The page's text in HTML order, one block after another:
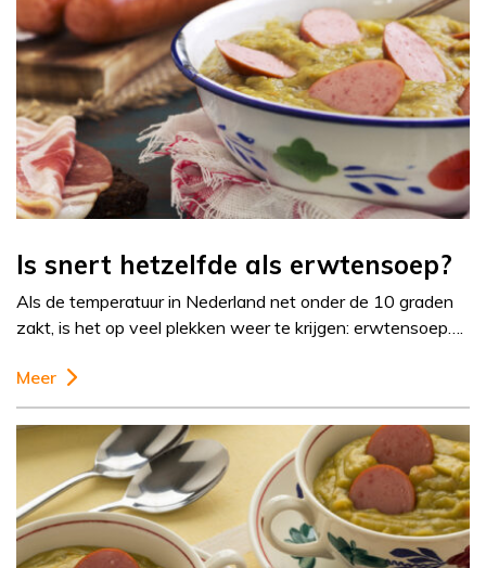
Is snert hetzelfde als erwtensoep?
Als de temperatuur in Nederland net onder de 10 graden
zakt, is het op veel plekken weer te krijgen: erwtensoep….
Meer